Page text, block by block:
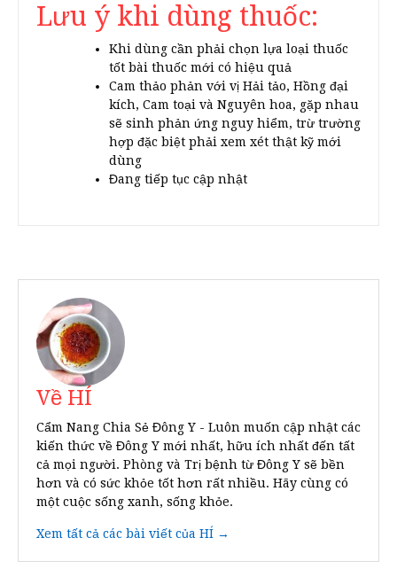
Lưu ý khi dùng thuốc:
Khi dùng cần phải chọn lựa loại thuốc
tốt bài thuốc mới có hiệu quả
Cam thảo phản với vị Hải tảo, Hồng đại
kích, Cam toại và Nguyên hoa, gặp nhau
sẽ sinh phản ứng nguy hiểm, trừ trường
hợp đặc biệt phải xem xét thật kỹ mới
dùng
Đang tiếp tục cập nhật
Về HÍ
Cẩm Nang Chia Sẻ Đông Y - Luôn muốn cập nhật các
kiến thức về Đông Y mới nhất, hữu ích nhất đến tất
cả mọi người. Phòng và Trị bệnh từ Đông Y sẽ bền
hơn và có sức khỏe tốt hơn rất nhiều. Hãy cùng có
một cuộc sống xanh, sống khỏe.
Xem tất cả các bài viết của HÍ →